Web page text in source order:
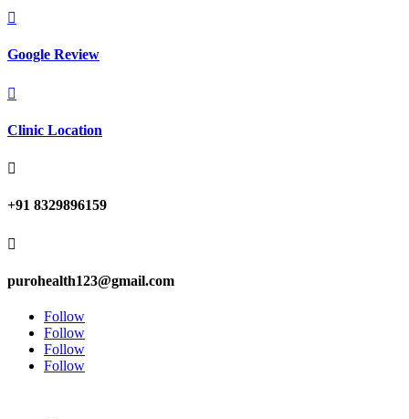

Google Review

Clinic Location

+91 8329896159

purohealth123@gmail.com
Follow
Follow
Follow
Follow